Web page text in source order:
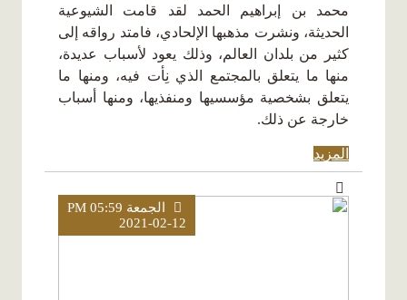
محمد بن إبراهيم الحمد لقد قامت الشيوعية
الحديثة، ونشرت مذهبها الإلحادي، فامتد رواقه إلى
كثير من بلدان العالم، وذلك يعود لأسباب عديدة،
منها ما يتعلق بالمجتمع الذي نِأت فيه، ومنها ما
يتعلق بشخصية مؤسسيها ومنفذيها، ومنها أسباب
خارجة عن ذلك.
المزيد
الجمعة PM 05:59
2021-02-12